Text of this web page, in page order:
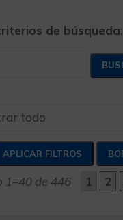
de búsqueda:
1–40 de 446 1 2